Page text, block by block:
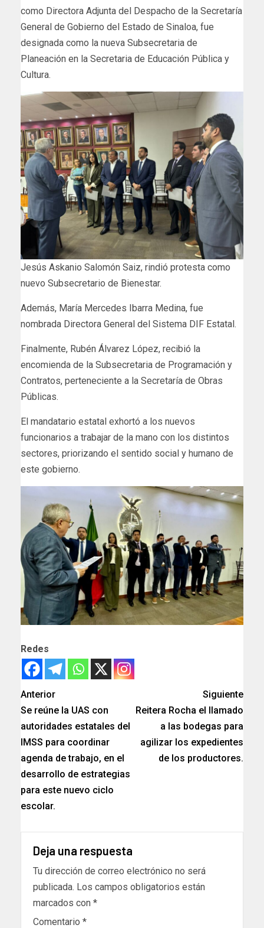
como Directora Adjunta del Despacho de la Secretaría
General de Gobierno del Estado de Sinaloa, fue
designada como la nueva Subsecretaria de
Planeación en la Secretaria de Educación Pública y
Cultura.
Jesús Askanio Salomón Saiz, rindió protesta como
nuevo Subsecretario de Bienestar.
Además, María Mercedes Ibarra Medina, fue
nombrada Directora General del Sistema DIF Estatal.
Finalmente, Rubén Álvarez López, recibió la
encomienda de la Subsecretaria de Programación y
Contratos, perteneciente a la Secretaría de Obras
Públicas.
El mandatario estatal exhortó a los nuevos
funcionarios a trabajar de la mano con los distintos
sectores, priorizando el sentido social y humano de
este gobierno.
Redes
Anterior
Se reúne la UAS con
autoridades estatales del
IMSS para coordinar
agenda de trabajo, en el
desarrollo de estrategias
para este nuevo ciclo
escolar.
Siguiente
Reitera Rocha el llamado
a las bodegas para
agilizar los expedientes
de los productores.
Deja una respuesta
Tu dirección de correo electrónico no será
publicada. Los campos obligatorios están
marcados con *
Comentario *